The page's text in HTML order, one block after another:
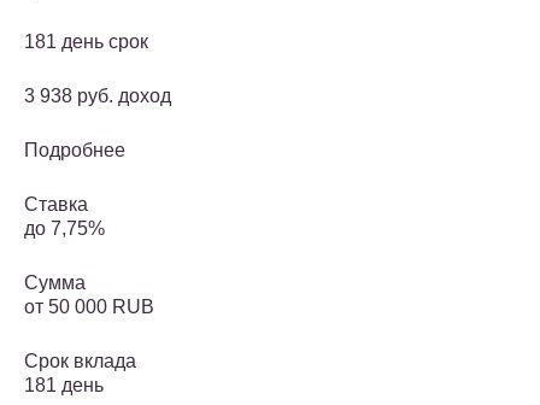
181 день срок
3 938 руб. доход
Подробнее
Ставка
до 7,75%
Сумма
от 50 000 RUB
Срок вклада
181 день